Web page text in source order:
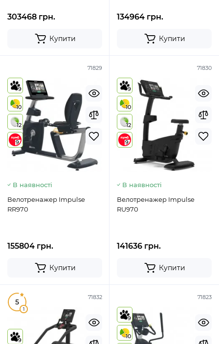
303468 грн.
Купити
134964 грн.
Купити
71829
9
10
12
9
В наявності
Велотренажер Impulse
RR970
155804 грн.
Купити
71830
9
10
12
9
В наявності
Велотренажер Impulse
RU970
141636 грн.
Купити
71832
5
1
9
71823
9
10